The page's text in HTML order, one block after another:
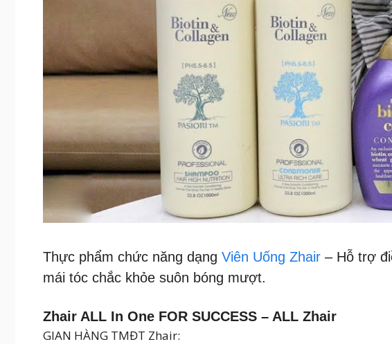
Thực phẩm chức năng dạng Viên Uống Zhair – Hỗ trợ
mái tóc chắc khỏe suôn bóng mượt.
Zhair ALL In One FOR SUCCESS – ALL Zhair
GIAN HÀNG TMĐT Zhair: